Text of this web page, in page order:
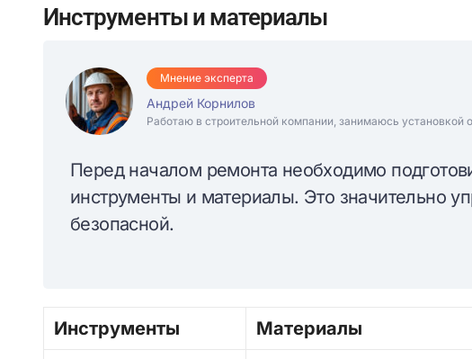
Инструменты и материалы
Мнение эксперта
Андрей Корнилов
Работаю в строительной компании, занимаюсь установкой
Перед началом ремонта необходимо
инструменты и материалы. Это значительно
безопасной.
Инструменты
Материалы